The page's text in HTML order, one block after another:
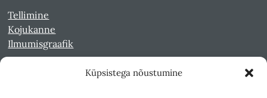
Küpsistega nõustumine
Tellimine
Kojukanne
Ilmumisgraafik